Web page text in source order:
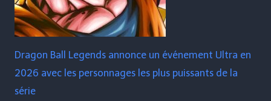
Dragon Ball Legends annonce un événement Ultra en
2026 avec les personnages les plus puissants de la
série